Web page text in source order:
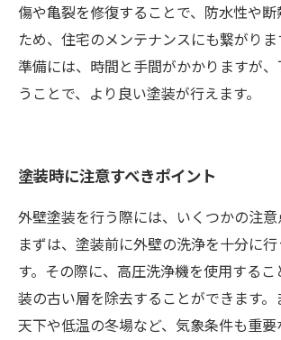
傷や亀裂を修復することで、防水性や
ため、住宅のメンテナンスにも繋がり
準備には、時間と手間がかかりますが
うことで、より良い塗装が行えます。
塗装時に注意すべきポイント
外壁塗装を行う際には、いくつかの注意
まずは、塗装前に外壁の洗浄を十分に
す。その際に、高圧洗浄機を使用する
装の古い層を除去することができます
天下や低温の冬場など、気象条件も重